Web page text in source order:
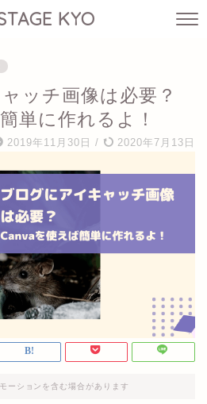
KYO
ッチ画像は必要？
単に作れるよ！
2019年11月30日 / 2020年7月13日
ーションを含む場合があります